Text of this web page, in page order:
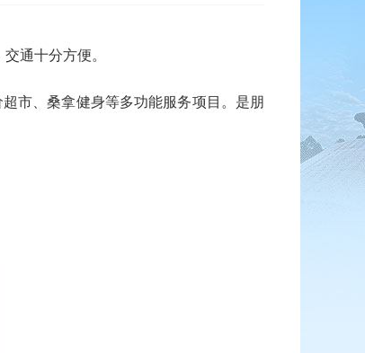
通十分方便。
市、桑拿健身等多功能服务项目。是朋